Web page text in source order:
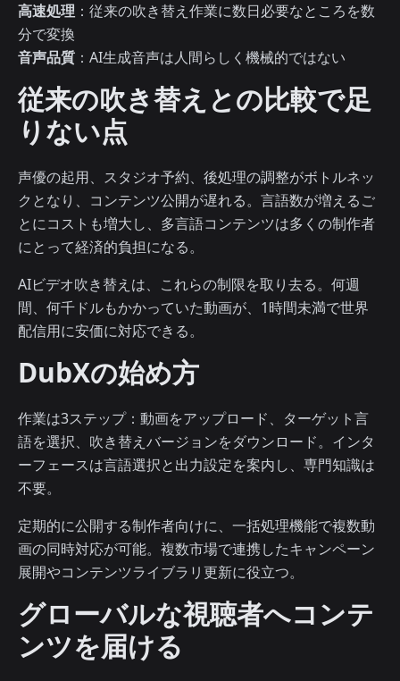
高速処理 ：従来の吹き替え作業に数日必要なところを数
分で変換
音声品質 ：AI生成音声は人間らしく機械的ではない
従来の吹き替えとの比較で足
りない点
声優の起用、スタジオ予約、後処理の調整がボトルネッ
クとなり、コンテンツ公開が遅れる。言語数が増えるご
とにコストも増大し、多言語コンテンツは多くの制作者
にとって経済的負担になる。
AIビデオ吹き替えは、これらの制限を取り去る。何週
間、何千ドルもかかっていた動画が、1時間未満で世界
配信用に安価に対応できる。
DubXの始め方
作業は3ステップ：動画をアップロード、ターゲット言
語を選択、吹き替えバージョンをダウンロード。インタ
ーフェースは言語選択と出力設定を案内し、専門知識は
不要。
定期的に公開する制作者向けに、一括処理機能で複数動
画の同時対応が可能。複数市場で連携したキャンペーン
展開やコンテンツライブラリ更新に役立つ。
グローバルな視聴者へコンテ
ンツを届ける